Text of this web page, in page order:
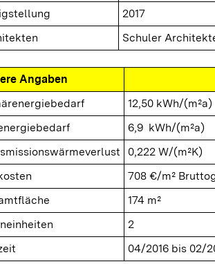
2017
Schuler
Angaben
12,50 kWh/(m²a)
6,9 kWh/(m²a)
0,222 W/(m²K)
708 €/m²
174 m²
2
04/2016 bis 02/